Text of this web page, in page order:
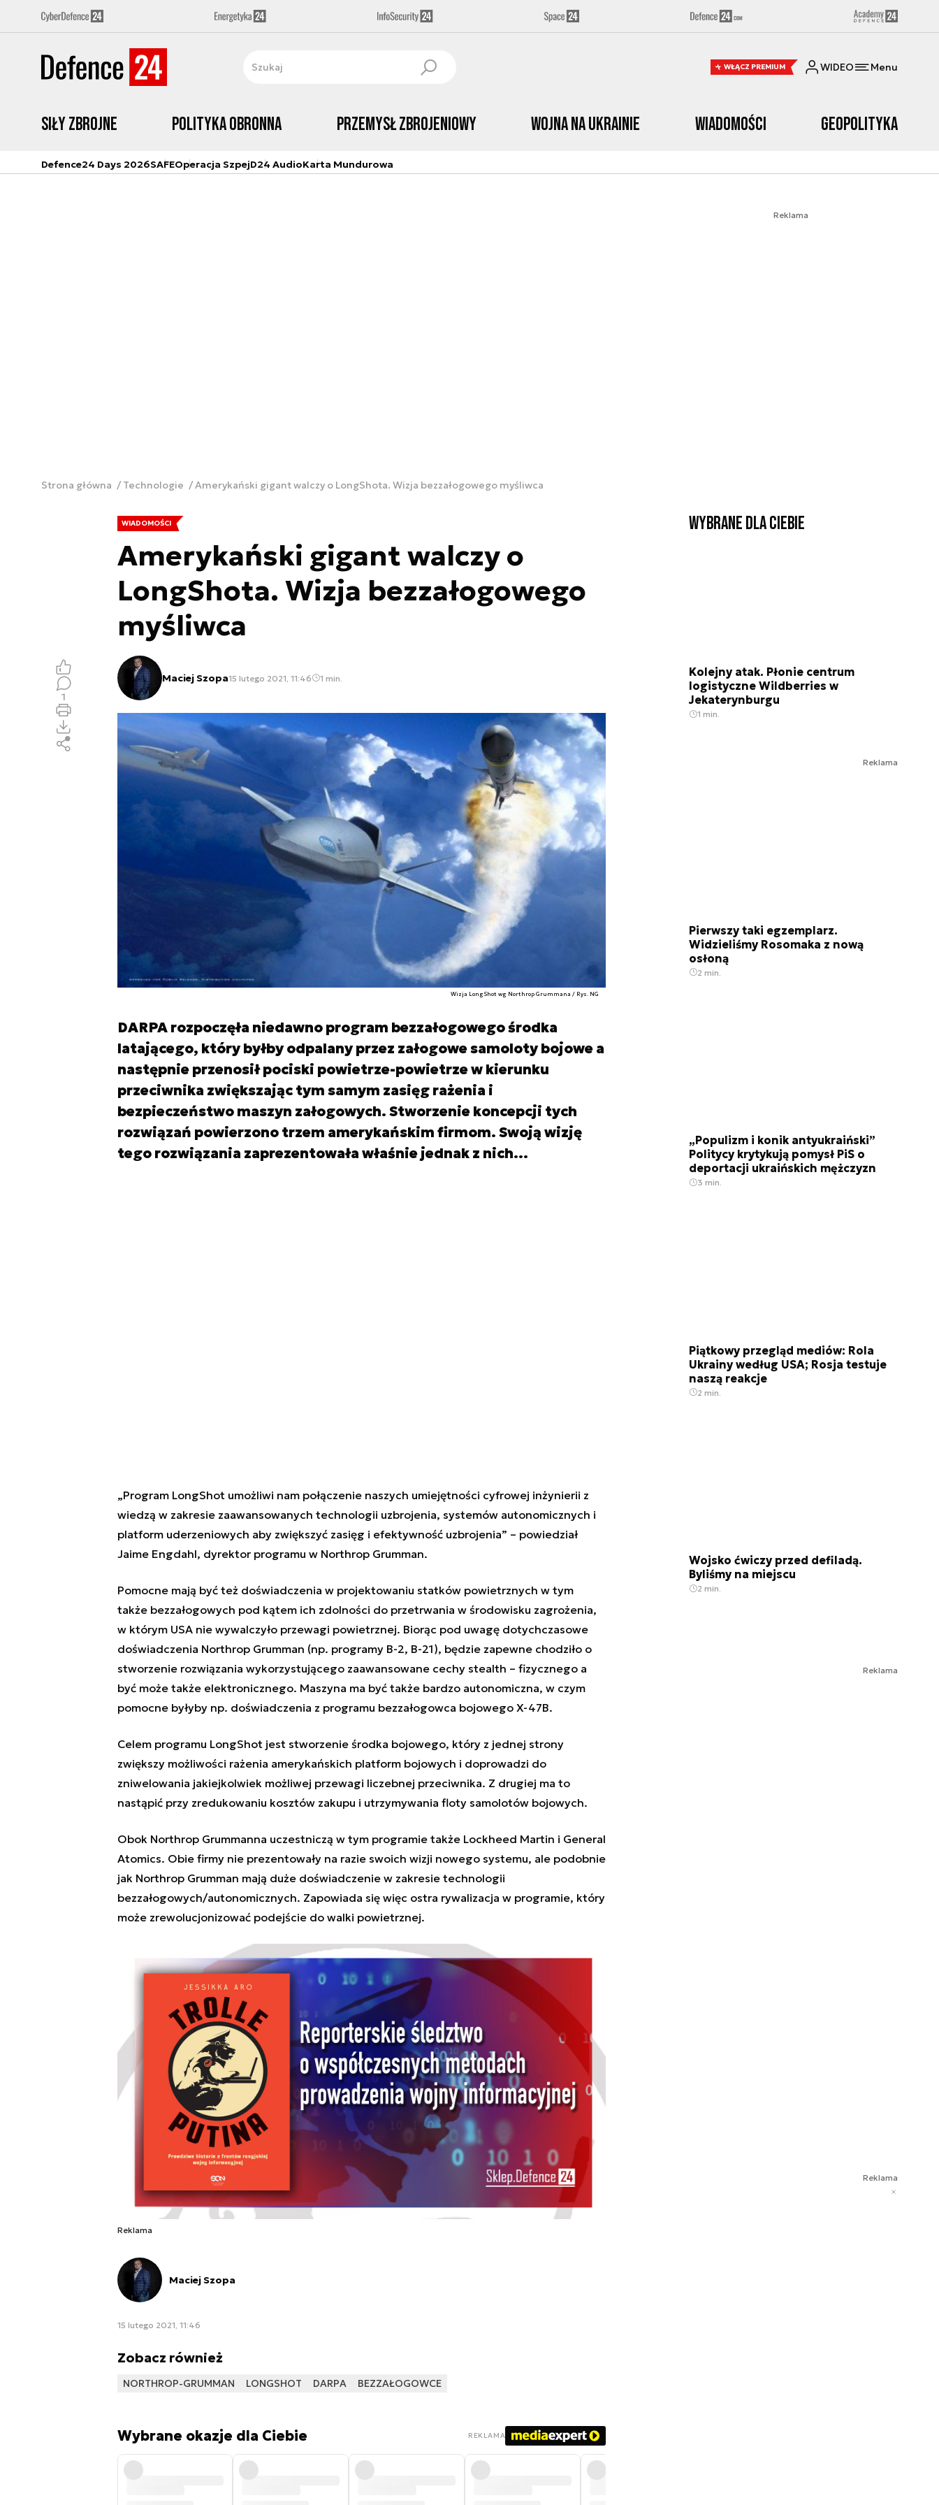
WŁĄCZ PREMIUM WIDEO Menu
Siły zbrojne Polityka obronna Przemysł Zbrojeniowy Wojna na Ukrainie Wiadomości Geopolityka
Defence24 Days 2026SAFEOperacja SzpejD24 AudioKarta Mundurowa
Reklama
Strona główna Technologie Amerykański gigant walczy o LongShota. Wizja bezzałogowego myśliwca
WIADOMOŚCI
Amerykański gigant walczy o
LongShota. Wizja bezzałogowego
myśliwca
Maciej Szopa15 lutego 2021, 11:46 1 min.
Wizja LongShot wg Northrop Grummana / Rys. NG
DARPA rozpoczęła niedawno program bezzałogowego środka
latającego, który byłby odpalany przez załogowe samoloty bojowe a
następnie przenosił pociski powietrze-powietrze w kierunku
przeciwnika zwiększając tym samym zasięg rażenia i
bezpieczeństwo maszyn załogowych. Stworzenie koncepcji tych
rozwiązań powierzono trzem amerykańskim firmom. Swoją wizję
tego rozwiązania zaprezentowała właśnie jednak z nich…
1
„Program LongShot umożliwi nam połączenie naszych umiejętności cyfrowej inżynierii z
wiedzą w zakresie zaawansowanych technologii uzbrojenia, systemów autonomicznych i
platform uderzeniowych aby zwiększyć zasięg i efektywność uzbrojenia” – powiedział
Jaime Engdahl, dyrektor programu w Northrop Grumman.
Pomocne mają być też doświadczenia w projektowaniu statków powietrznych w tym
także bezzałogowych pod kątem ich zdolności do przetrwania w środowisku zagrożenia,
w którym USA nie wywalczyło przewagi powietrznej. Biorąc pod uwagę dotychczasowe
doświadczenia Northrop Grumman (np. programy B-2, B-21), będzie zapewne chodziło o
stworzenie rozwiązania wykorzystującego zaawansowane cechy stealth – fizycznego a
być może także elektronicznego. Maszyna ma być także bardzo autonomiczna, w czym
pomocne byłyby np. doświadczenia z programu bezzałogowca bojowego X-47B.
Celem programu LongShot jest stworzenie środka bojowego, który z jednej strony
zwiększy możliwości rażenia amerykańskich platform bojowych i doprowadzi do
zniwelowania jakiejkolwiek możliwej przewagi liczebnej przeciwnika. Z drugiej ma to
nastąpić przy zredukowaniu kosztów zakupu i utrzymywania floty samolotów bojowych.
Obok Northrop Grummanna uczestniczą w tym programie także Lockheed Martin i General
Atomics. Obie firmy nie prezentowały na razie swoich wizji nowego systemu, ale podobnie
jak Northrop Grumman mają duże doświadczenie w zakresie technologii
bezzałogowych/autonomicznych. Zapowiada się więc ostra rywalizacja w programie, który
może zrewolucjonizować podejście do walki powietrznej.
Reklama
Maciej Szopa
15 lutego 2021, 11:46
Zobacz również
NORTHROP-GRUMMAN LONGSHOT DARPA BEZZAŁOGOWCE
Wybrane okazje dla Ciebie REKLAMA
Wybrane dla Ciebie
Kolejny atak. Płonie centrum
logistyczne Wildberries w
Jekaterynburgu
1 min.
Reklama
Pierwszy taki egzemplarz.
Widzieliśmy Rosomaka z nową
osłoną
2 min.
„Populizm i konik antyukraiński”
Politycy krytykują pomysł PiS o
deportacji ukraińskich mężczyzn
3 min.
Piątkowy przegląd mediów: Rola
Ukrainy według USA; Rosja testuje
naszą reakcje
2 min.
Wojsko ćwiczy przed defiladą.
Byliśmy na miejscu
2 min.
Reklama
Reklama